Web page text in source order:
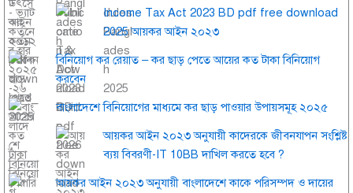
Income Tax Act 2023 BD pdf free download
2025 আয়কর আইন ২০২৩
বিনিয়োগ কর রেয়াত – কর ছাড় পেতে আয়ের কত টাকা বিনিয়োগ
করবেন
বাংলাদেশে বিনিয়োগের মাধ্যমে কর ছাড় পাওয়ার উপায়সমূহ ২০২৫
আয়কর আইন ২০২৩ অনুযায়ী কাদেরকে জীবনযাপন সংশ্লিষ্ট
ব্যয় বিবরণী-IT 10BB দাখিল করতে হবে ?
আয়কর আইন ২০২৩ অনুযায়ী বাংলাদেশে কাকে পরিসম্পদ ও দায়ের